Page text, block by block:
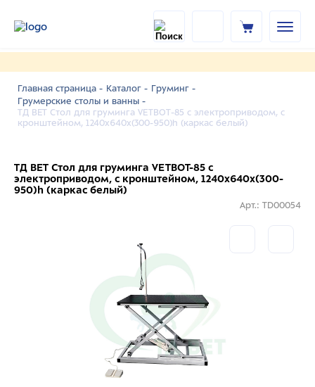
Главная страница - Каталог - Груминг -
Грумерские столы и ванны -
ТД ВЕТ Стол для груминга VETBOT-85 с электроприводом, с
кронштейном, 1240х640х(300-950)h (каркас белый)
ТД ВЕТ Стол для груминга VETBOT-85 с
электроприводом, с кронштейном, 1240х640х(300-
950)h (каркас белый)
Арт.: TD00054